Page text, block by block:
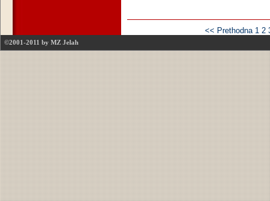
<< Prethodna 1 2
©2001-2011 by MZ Jelah